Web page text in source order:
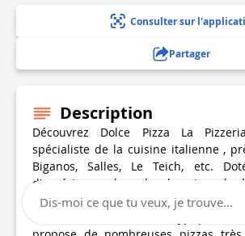
Consulter sur
Partager
Description
Découvrez Dolce Pizza La
spécialiste de la cuisine italienne ,
Biganos, Salles, Le Teich, etc.
d'expérience dans le domaine de
l'équipe de professionnels de
accueille dans un cadre
Dis-moi ce que tu veux, je trouve...